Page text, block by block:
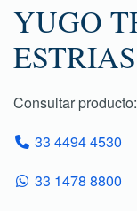
YUGO
ESTRIAS
Consultar producto:
33 4494 4530
33 1478 8800